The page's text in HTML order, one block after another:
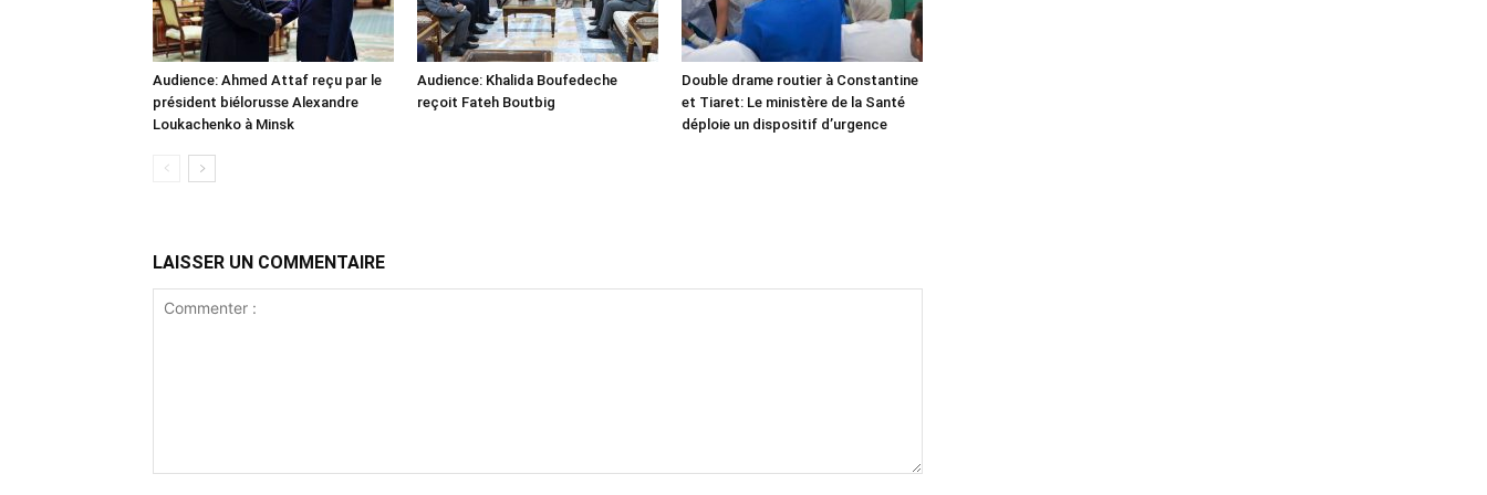
Audience: Ahmed Attaf reçu par le
président biélorusse Alexandre
Loukachenko à Minsk
Audience: Khalida Boufedeche
reçoit Fateh Boutbig
Double drame routier à Constantine
et Tiaret: Le ministère de la Santé
déploie un dispositif d’urgence
LAISSER UN COMMENTAIRE